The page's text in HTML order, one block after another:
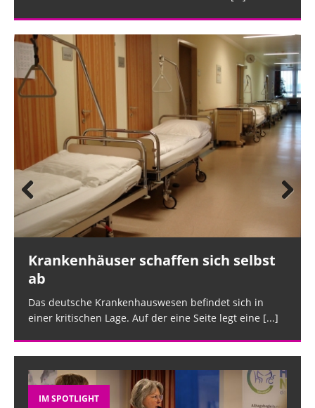
Krankenhäuser schaffen sich selbst
ab
Das deutsche Krankenhauswesen befindet sich in
einer kritischen Lage. Auf der eine Seite legt eine [...]
Prev
ious
IM SPOTLIGHT